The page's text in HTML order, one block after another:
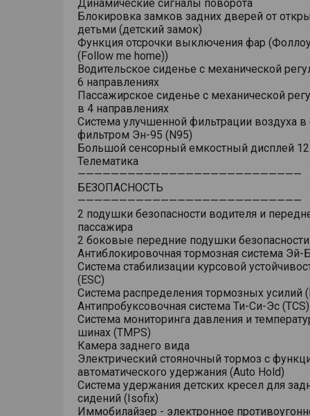
Динамические сигналы поворота
Блокировка замков задних дверей от
детьми (детский замок)
Функция отсрочки выключения фар
(Follow me home))
Водительское сиденье с механической
6 направлениях
Пассажирское сиденье с механической
в 4 направлениях
Система улучшенной фильтрации воздуха в
фильтром Эн-95 (N95)
Большой сенсорный емкостный дисплей
Телематика
———————————————————————————
БЕЗОПАСНОСТЬ
———————————————————————————
2 подушки безопасности водителя и
пассажира
2 боковые передние подушки безопасности
Антиблокировочная тормозная система Эй-
Система стабилизации курсовой
(ESC)
Система распределения тормозных усилий
Антипробуксовочная система Ти-Си-Эс (TCS)
Система мониторинга давления и
шинах (TMPS)
Камера заднего вида
Электрический стояночный тормоз с
автоматического удержания (Auto Hold)
Система удержания детских кресел для
сидений (Isofix)
Иммобилайзер - электронное